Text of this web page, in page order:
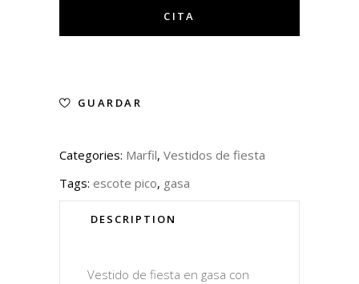
GUARDAR
Categories: Marfil, Vestidos de fiesta
Tags: escote pico, gasa
DESCRIPTION
Vestido de fiesta en gasa con